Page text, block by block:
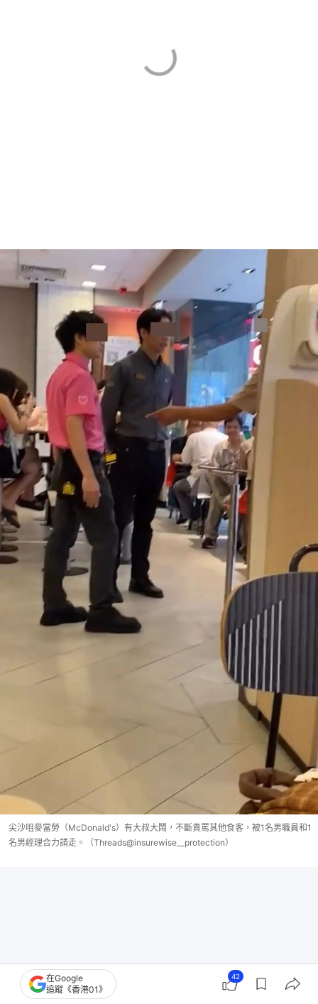
尖沙咀麥當勞（McDonald's）有大叔大鬧，不斷責罵其他食客，被1名男職員和1
名男經理合力請走。（Threads@insurewise__protection）
在Google
追蹤《香港01》
42